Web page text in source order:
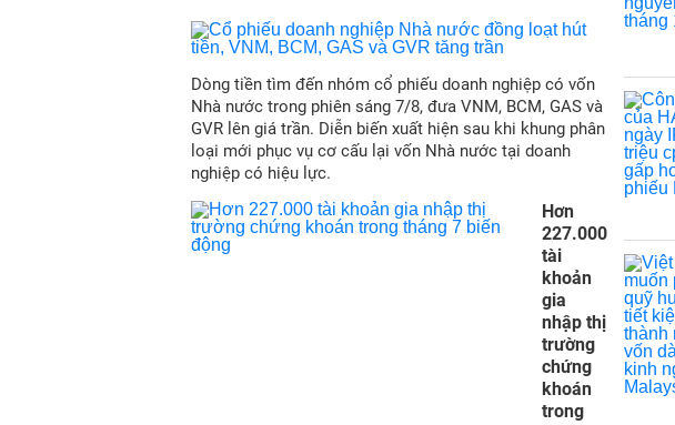
Dòng tiền tìm đến nhóm cổ phiếu doanh nghiệp có vốn
Nhà nước trong phiên sáng 7/8, đưa VNM, BCM, GAS và
GVR lên giá trần. Diễn biến xuất hiện sau khi khung phân
loại mới phục vụ cơ cấu lại vốn Nhà nước tại doanh
nghiệp có hiệu lực.
Hơn
227.000
tài
khoản
gia
nhập thị
trường
chứng
khoán
trong